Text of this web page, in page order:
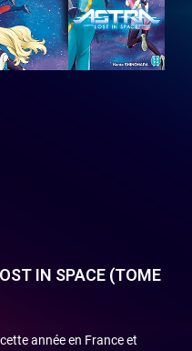
IN SPACE (TOME
année en France et